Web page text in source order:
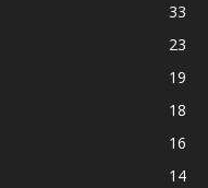
33
23
19
18
16
14